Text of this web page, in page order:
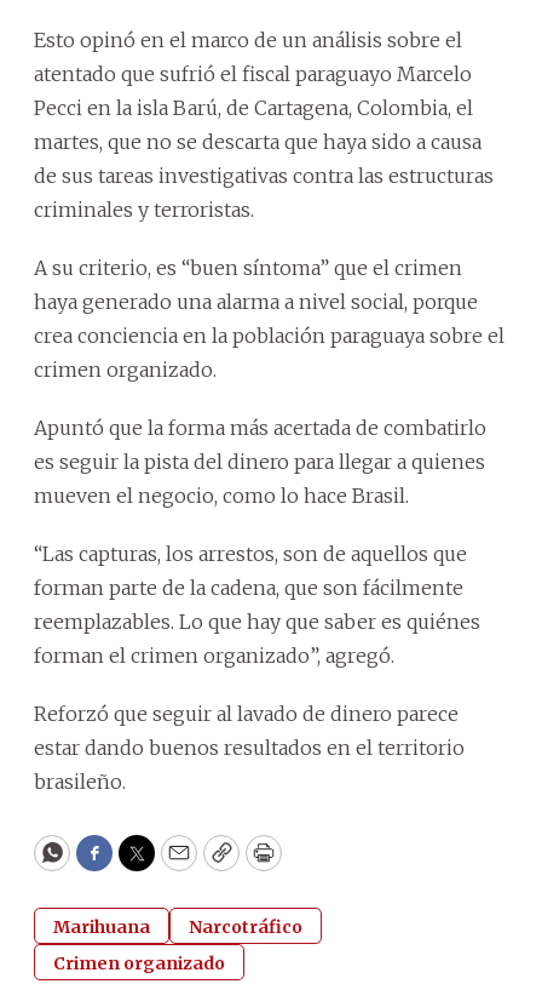
Esto opinó en el marco de un análisis sobre el
atentado que sufrió el fiscal paraguayo Marcelo
Pecci en la isla Barú, de Cartagena, Colombia, el
martes, que no se descarta que haya sido a causa
de sus tareas investigativas contra las estructuras
criminales y terroristas.
A su criterio, es “buen síntoma” que el crimen
haya generado una alarma a nivel social, porque
crea conciencia en la población paraguaya sobre el
crimen organizado.
Apuntó que la forma más acertada de combatirlo
es seguir la pista del dinero para llegar a quienes
mueven el negocio, como lo hace Brasil.
“Las capturas, los arrestos, son de aquellos que
forman parte de la cadena, que son fácilmente
reemplazables. Lo que hay que saber es quiénes
forman el crimen organizado”, agregó.
Reforzó que seguir al lavado de dinero parece
estar dando buenos resultados en el territorio
brasileño.
WhatsApp
Facebook
Twitter
EmailCopyPrint
Marihuana
Narcotráfico
Crimen organizado